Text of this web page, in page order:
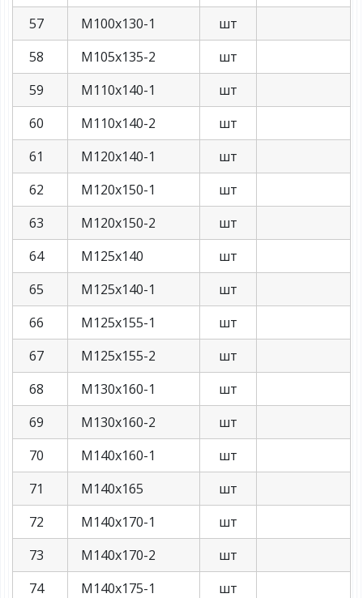
57
М100х130-1
шт
58
М105х135-2
шт
59
М110х140-1
шт
60
М110х140-2
шт
61
М120х140-1
шт
62
М120х150-1
шт
63
М120х150-2
шт
64
М125х140
шт
65
М125х140-1
шт
66
М125х155-1
шт
67
М125х155-2
шт
68
М130х160-1
шт
69
М130х160-2
шт
70
М140х160-1
шт
71
М140х165
шт
72
М140х170-1
шт
73
М140х170-2
шт
74
М140х175-1
шт